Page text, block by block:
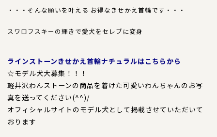
大型犬用
ペットカート用ネームプレート
特注品
おすすめ商品
・・・そんな願いを叶える お得なきせかえ首輪です・・・
スワロフスキーの輝きで愛犬をセレブに変身
ラインストーンきせかえ首輪ナチュラルはこちらから
☆モデル犬大募集！！！
軽井沢わんストーンの商品を着けた可愛いわんちゃんのお写
真を送ってください(^^)/
オフィシャルサイトのモデル犬として掲載させていただいて
おります